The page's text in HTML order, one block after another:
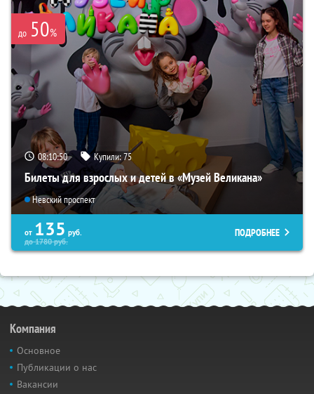
до 50%
08:10:49 Купили:75
Билеты для взрослых и детей в «Музей Великана»
Невский проспект
от 135 руб.
до1780руб.
ПОДРОБНЕЕ
Компания
Основное
Публикации о нас
Вакансии